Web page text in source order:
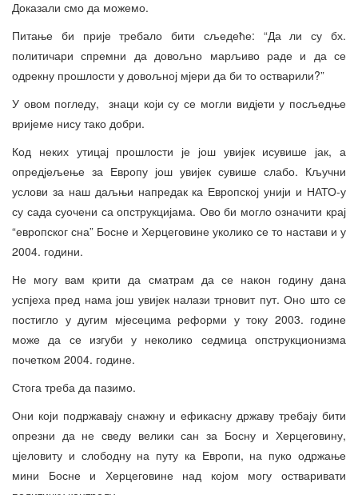
Доказали смо да можемо.
Питање би прије требало бити сљедеће: “Да ли су бх.
политичари спремни да довољно марљиво раде и да се
одрекну прошлости у довољној мјери да би то остварили?”
У овом погледу, знаци који су се могли видјети у посљедње
вријеме нису тако добри.
Код неких утицај прошлости је још увијек исувише јак, а
опредјељење за Европу још увијек сувише слабо. Кључни
услови за наш даљњи напредак ка Европској унији и НАТО-у
су сада суочени са опструкцијама. Ово би могло означити крај
“европског сна” Босне и Херцеговине уколико се то настави и у
2004. години.
Не могу вам крити да сматрам да се након годину дана
успјеха пред нама још увијек налази трновит пут. Оно што се
постигло у дугим мјесецима реформи у току 2003. године
може да се изгуби у неколико седмица опструкционизма
почетком 2004. године.
Стога треба да пазимо.
Они који подржавају снажну и ефикасну државу требају бити
опрезни да не сведу велики сан за Босну и Херцеговину,
цјеловиту и слободну на путу ка Европи, на пуко одржање
мини Босне и Херцеговине над којом могу остваривати